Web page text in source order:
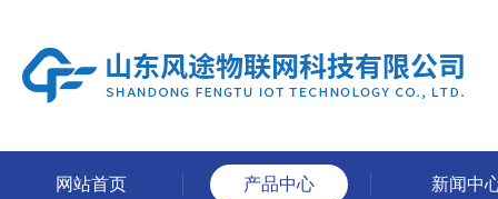
网站首页 产品中心 新闻中